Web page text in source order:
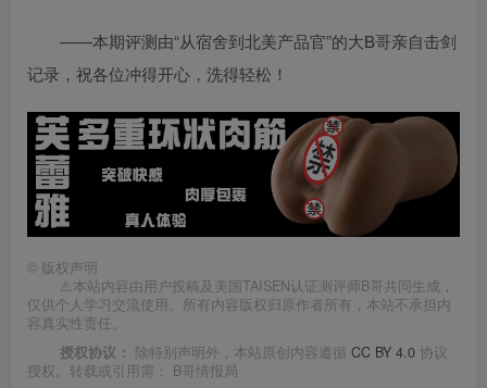
——本期评测由“从宿舍到北美产品官”的大B哥亲自击剑
记录，祝各位冲得开心，洗得轻松！
© 版权声明
⚠️本站内容由用户投稿及美国TAISEN认证测评师B哥共同生成，
仅供个人学习交流使用。所有内容版权归原作者所有，本站不承担内
容真实性责任。
授权协议： 除特别声明外，本站原创内容遵循 CC BY 4.0 协议
授权。转载或引用需： B哥情报局